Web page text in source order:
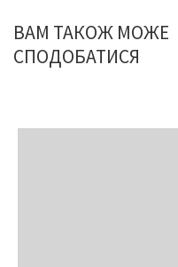
ВАМ ТАКОЖ МОЖЕ
СПОДОБАТИСЯ